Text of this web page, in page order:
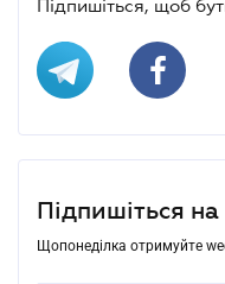
Підпишіться, щоб
Підпишіться
Щопонеділка отримуйте